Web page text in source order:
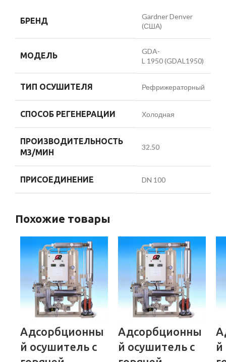
БРЕНД
Gardner Denver
(США)
МОДЕЛЬ
GDA-
L 1950 (GDAL1950)
ТИП ОСУШИТЕЛЯ Рефрижераторный
СПОСОБ РЕГЕНЕРАЦИИ Холодная
ПРОИЗВОДИТЕЛЬНОСТЬ
М3/МИН
32.50
ПРИСОЕДИНЕНИЕ DN 100
Похожие товары
Адсорбционны
й осушитель c
Адсорбционны
й осушитель c
й